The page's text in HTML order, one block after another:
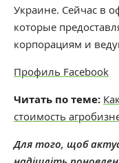
Украине. Сейчас в
которые
корпорациям и
Профиль Facebook
Читать по теме:
стоимость
Для того, щоб